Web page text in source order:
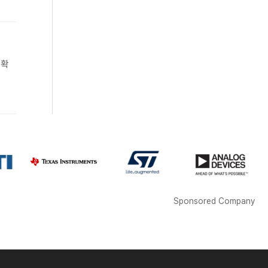
Sponsored Company